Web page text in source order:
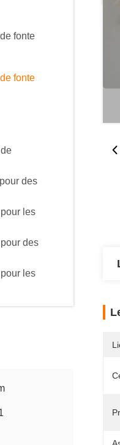
fonte
fonte
des
les
des
les